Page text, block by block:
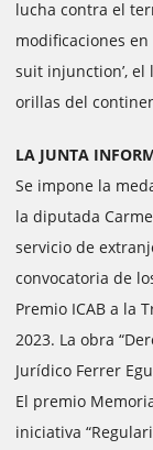
lucha contra el
modificaciones
suit injunction’, el
orillas del
LA JUNTA
Se impone la
la diputada
servicio de
convocatoria de
Premio ICAB a la
2023. La obra
Jurídico Ferrer
El premio
iniciativa